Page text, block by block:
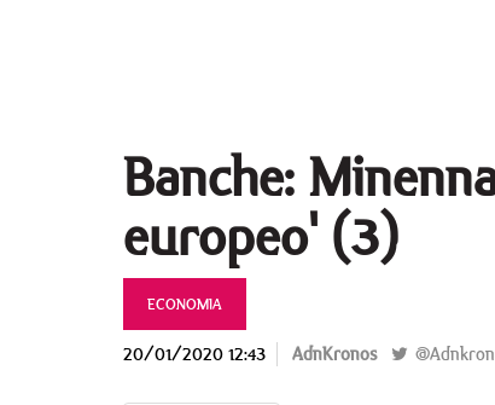
Banche:
europeo' (3)
ECONOMIA
20/01/2020 12:43 AdnKronos